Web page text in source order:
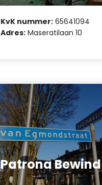
KvK nummer: 65641094
Adres: Maseratilaan 10
Patrona Bewind